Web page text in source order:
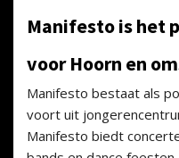
Manifesto is het
voor Hoorn en
Manifesto bestaat als
voort uit
Manifesto biedt